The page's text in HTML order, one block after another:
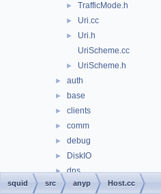
► TrafficMode.h
► Uri.cc
►
Uri.h
UriScheme.cc
► UriScheme.h
► auth
► base
► clients
► comm
► debug
► DiskIO
► dns
► error
squid src anyp Host.cc